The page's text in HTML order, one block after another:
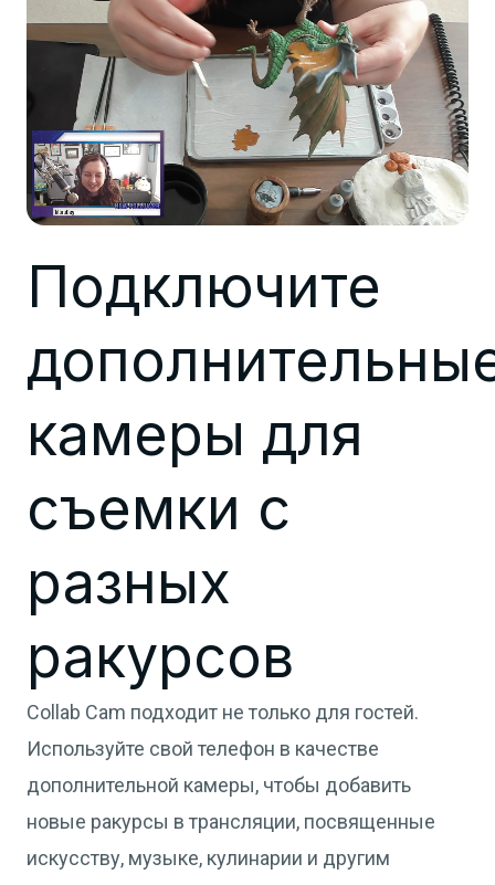
Подключите
камеры для
съемки с
разных
ракурсов
Collab Cam подходит не только для гостей.
Используйте свой телефон в качестве
дополнительной камеры, чтобы добавить
новые ракурсы в трансляции, посвященные
искусству, музыке, кулинарии и другим